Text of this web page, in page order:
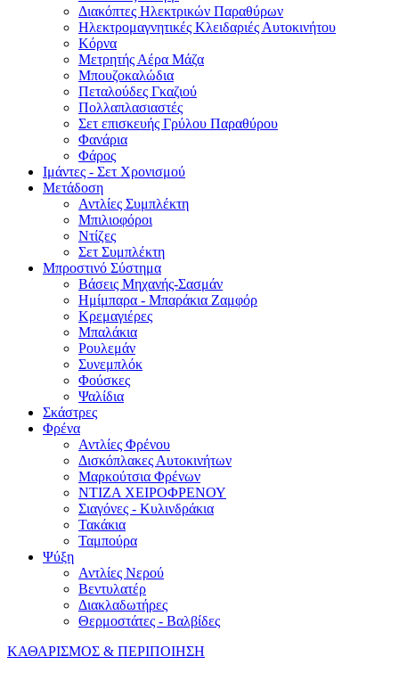
Διακόπτες Ηλεκτρικών Παραθύρων
Ηλεκτρομαγνητικές Κλειδαριές Αυτοκινήτου
Κόρνα
Μετρητής Αέρα Μάζα
Μπουζοκαλώδια
Πεταλούδες Γκαζιού
Πολλαπλασιαστές
Σετ επισκευής Γρύλου Παραθύρου
Φανάρια
Φάρος
Ιμάντες - Σετ Χρονισμού
Μετάδοση
Αντλίες Συμπλέκτη
Μπιλιοφόροι
Ντίζες
Σετ Συμπλέκτη
Μπροστινό Σύστημα
Βάσεις Μηχανής-Σασμάν
Ημίμπαρα - Μπαράκια Ζαμφόρ
Κρεμαγιέρες
Μπαλάκια
Ρουλεμάν
Συνεμπλόκ
Φούσκες
Ψαλίδια
Σκάστρες
Φρένα
Αντλίες Φρένου
Δισκόπλακες Αυτοκινήτων
Μαρκούτσια Φρένων
ΝΤΙΖΑ ΧΕΙΡΟΦΡΕΝΟΥ
Σιαγόνες - Κυλινδράκια
Τακάκια
Ταμπούρα
Ψύξη
Αντλίες Νερού
Βεντυλατέρ
Διακλαδωτήρες
Θερμοστάτες - Βαλβίδες
ΚΑΘΑΡΙΣΜΟΣ & ΠΕΡΙΠΟΙΗΣΗ